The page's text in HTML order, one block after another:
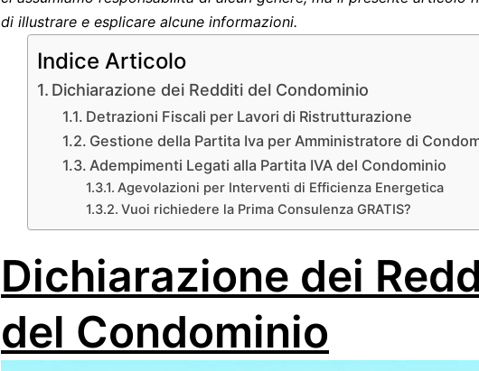
di illustrare e esplicare alcune informazioni.
Indice Articolo
Dichiarazione dei Redditi del Condominio
Detrazioni Fiscali per Lavori di Ristrutturazione
Gestione della Partita Iva per Amministratore di
Adempimenti Legati alla Partita IVA del Condominio
Agevolazioni per Interventi di Efficienza Energetica
Vuoi richiedere la Prima Consulenza GRATIS?
Dichiarazione dei
del Condominio